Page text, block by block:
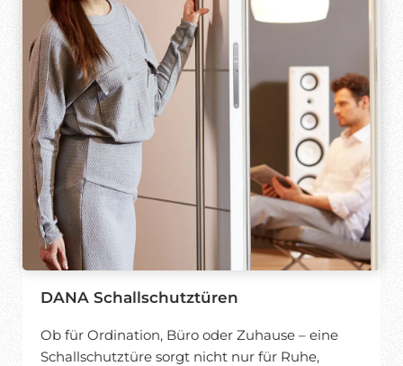
DANA Schallschutztüren
Ob für Ordination, Büro oder Zuhause – eine
Schallschutztüre sorgt nicht nur für Ruhe,